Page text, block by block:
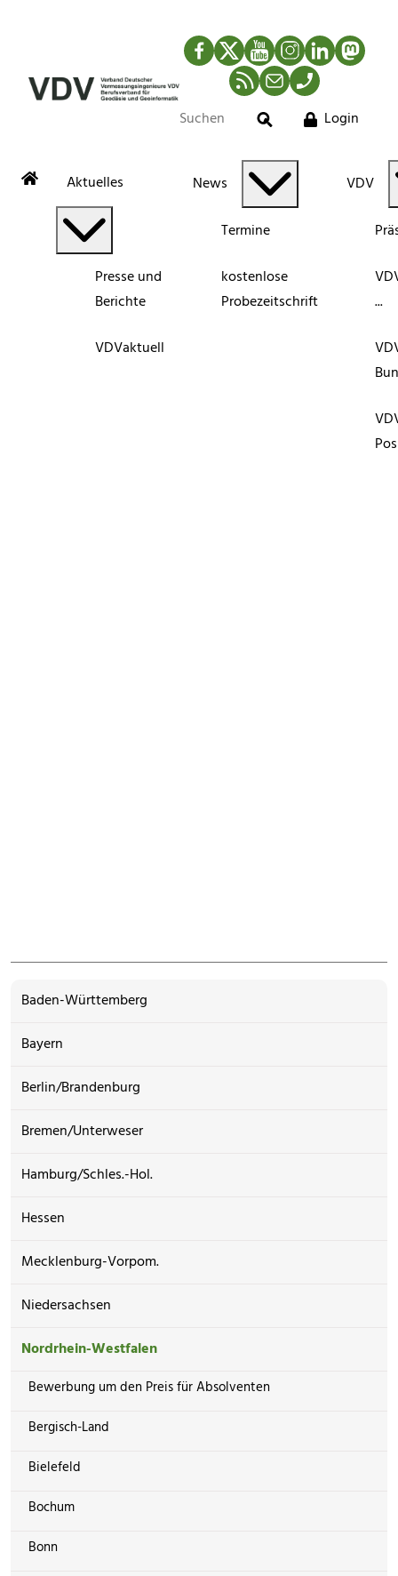
Facebook
TwitterYouTubeInstagram
LinkedIn
RSS-Newsfeed
MailTelefon
Suche
Login
Aktuelles
Presse und
Berichte
VDVaktuell
News
Termine
kostenlose
Probezeitschrift
VDV
...
Baden-Württemberg
Bayern
Berlin/Brandenburg
Bremen/Unterweser
Hamburg/Schles.-Hol.
Hessen
Mecklenburg-Vorpom.
Niedersachsen
Nordrhein-Westfalen
Bewerbung um den Preis für Absolventen
Bergisch-Land
Bielefeld
Bochum
Bonn